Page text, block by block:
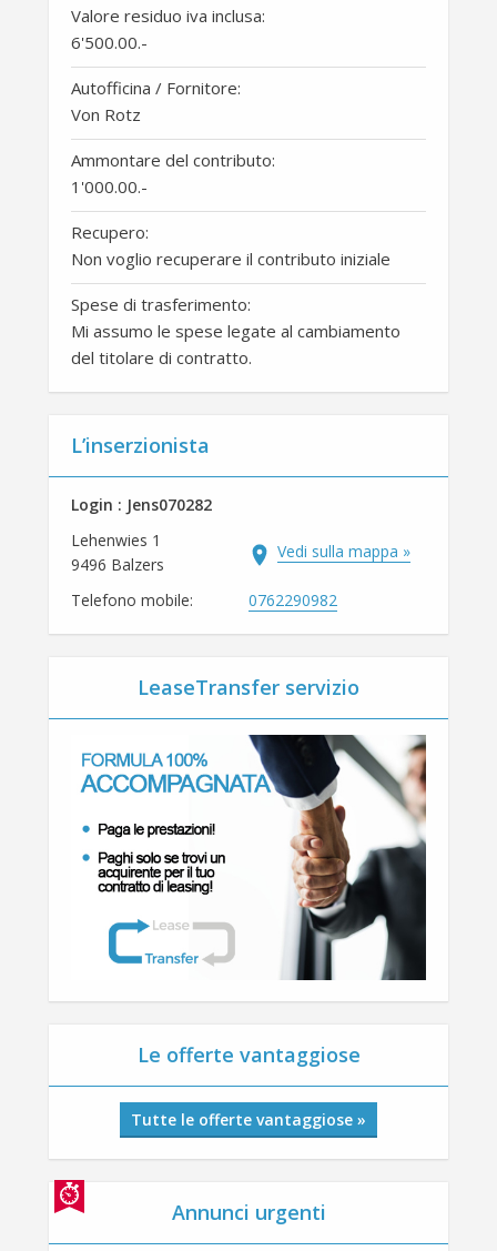
Valore residuo iva inclusa:
6'500.00.-
Autofficina / Fornitore:
Von Rotz
Ammontare del contributo:
1'000.00.-
Recupero:
Non voglio recuperare il contributo iniziale
Spese di trasferimento:
Mi assumo le spese legate al cambiamento
del titolare di contratto.
L’inserzionista
Login : Jens070282
Lehenwies 1
9496 Balzers
Vedi sulla mappa »
Telefono mobile: 0762290982
LeaseTransfer servizio
Le offerte vantaggiose
Tutte le offerte vantaggiose »
Annunci urgenti